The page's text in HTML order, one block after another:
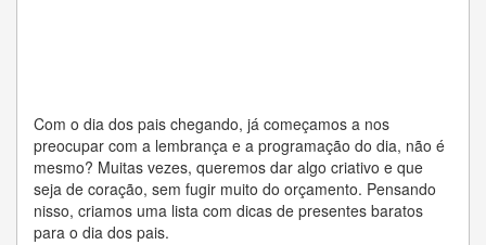
Com o dia dos pais chegando, já começamos a nos
preocupar com a lembrança e a programação do dia, não é
mesmo? Muitas vezes, queremos dar algo criativo e que
seja de coração, sem fugir muito do orçamento. Pensando
nisso, criamos uma lista com dicas de presentes baratos
para o dia dos pais.